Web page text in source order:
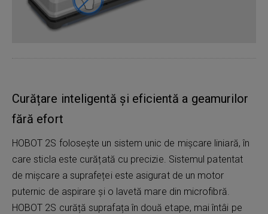
Curățare inteligentă și eficientă a geamurilor
fără efort
HOBOT 2S folosește un sistem unic de mișcare liniară, în
care sticla este curățată cu precizie. Sistemul patentat
de mișcare a suprafeței este asigurat de un motor
puternic de aspirare și o lavetă mare din microfibră.
HOBOT 2S curăță suprafața în două etape, mai întâi pe